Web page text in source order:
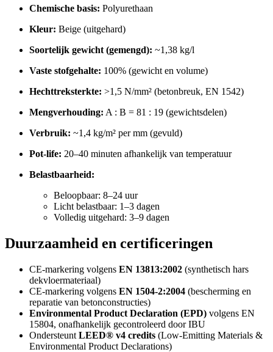
Chemische basis: Polyurethaan
Kleur: Beige (uitgehard)
Soortelijk gewicht (gemengd): ~1,38 kg/l
Vaste stofgehalte: 100% (gewicht en volume)
Hechttreksterkte: >1,5 N/mm² (betonbreuk, EN 1542)
Mengverhouding: A : B = 81 : 19 (gewichtsdelen)
Verbruik: ~1,4 kg/m² per mm (gevuld)
Pot-life: 20–40 minuten afhankelijk van temperatuur
Belastbaarheid:
Beloopbaar: 8–24 uur
Licht belastbaar: 1–3 dagen
Volledig uitgehard: 3–9 dagen
Duurzaamheid en certificeringen
CE-markering volgens EN 13813:2002 (synthetisch hars
dekvloermateriaal)
CE-markering volgens EN 1504-2:2004 (bescherming en
reparatie van betonconstructies)
Environmental Product Declaration (EPD) volgens EN
15804, onafhankelijk gecontroleerd door IBU
Ondersteunt LEED® v4 credits (Low-Emitting Materials &
Environmental Product Declarations)